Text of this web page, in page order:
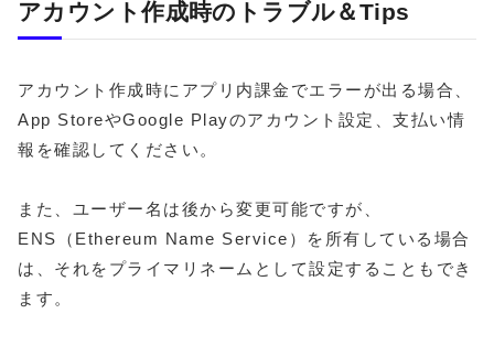
アカウント作成時のトラブル＆Tips
アカウント作成時にアプリ内課金でエラーが出る場合、
App StoreやGoogle Playのアカウント設定、支払い情
報を確認してください。
また、ユーザー名は後から変更可能ですが、
ENS（Ethereum Name Service）を所有している場合
は、それをプライマリネームとして設定することもでき
ます。